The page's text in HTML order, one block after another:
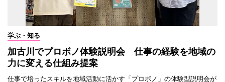
学ぶ・知る
加古川でプロボノ体験説明会 仕事の経験を地域の
力に変える仕組み提案
仕事で培ったスキルを地域活動に活かす「プロボノ」の体験型説明会が